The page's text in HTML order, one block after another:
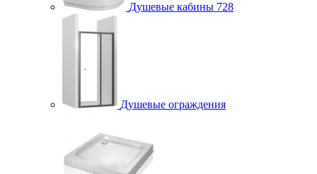
Душевые кабины 728
Душевые ограждения